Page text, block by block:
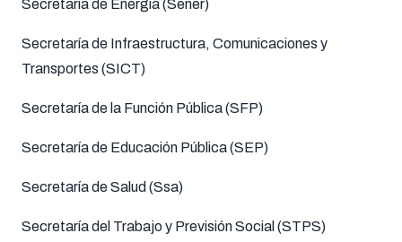
Secretaría de Energía (Sener)
Secretaría de Infraestructura, Comunicaciones y
Transportes (SICT)
Secretaría de la Función Pública (SFP)
Secretaría de Educación Pública (SEP)
Secretaría de Salud (Ssa)
Secretaría del Trabajo y Previsión Social (STPS)